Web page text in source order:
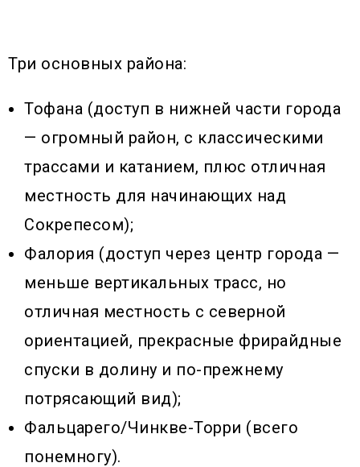
Три основных района:
Тофана (доступ в нижней части города
— огромный район, с классическими
трассами и катанием, плюс отличная
местность для начинающих над
Сокрепесом);
Фалория (доступ через центр города —
меньше вертикальных трасс, но
отличная местность с северной
ориентацией, прекрасные фрирайдные
спуски в долину и по-прежнему
потрясающий вид);
Фальцарего/Чинкве-Торри (всего
понемногу).